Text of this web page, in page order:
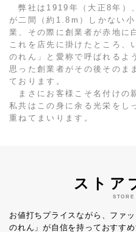
弊社は1919年（大正8年）
が二間（約1.8m）しかない
業、その際に創業者が赤地に
これを店先に掛けたところ、
のれん」と愛称で呼ばれるよ
思った創業者がその後そのま
ております。
まさにお客様こそ名付けの
私共はこの身に余る光栄をし
重ねてまいります。
ストア
STORE
お値打ちプライスながら、ファ
のれん」が自信を持っておすすめ